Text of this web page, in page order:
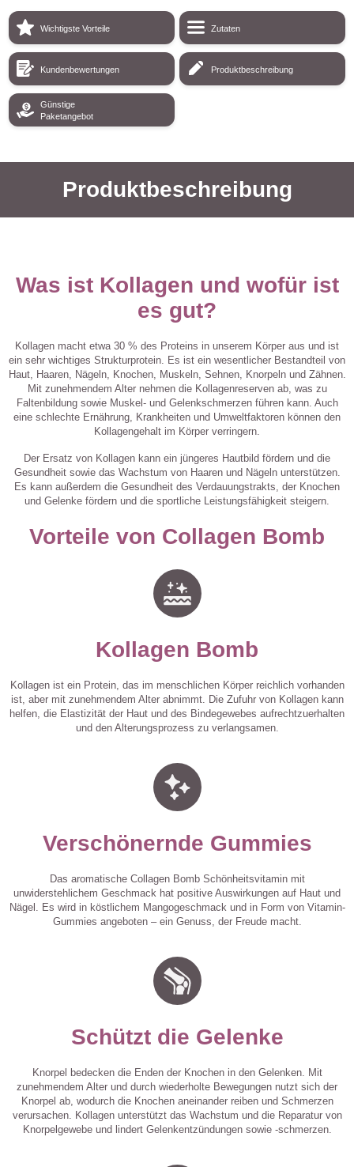
Wichtigste Vorteile Zutaten
Kundenbewertungen Produktbeschreibung
Günstige
Paketangebot
Produktbeschreibung
Was ist Kollagen und wofür ist
es gut?
Kollagen macht etwa 30 % des Proteins in unserem Körper aus und ist
ein sehr wichtiges Strukturprotein. Es ist ein wesentlicher Bestandteil von
Haut, Haaren, Nägeln, Knochen, Muskeln, Sehnen, Knorpeln und Zähnen.
Mit zunehmendem Alter nehmen die Kollagenreserven ab, was zu
Faltenbildung sowie Muskel- und Gelenkschmerzen führen kann. Auch
eine schlechte Ernährung, Krankheiten und Umweltfaktoren können den
Kollagengehalt im Körper verringern.
Der Ersatz von Kollagen kann ein jüngeres Hautbild fördern und die
Gesundheit sowie das Wachstum von Haaren und Nägeln unterstützen.
Es kann außerdem die Gesundheit des Verdauungstrakts, der Knochen
und Gelenke fördern und die sportliche Leistungsfähigkeit steigern.
Vorteile von Collagen Bomb
Kollagen Bomb
Kollagen ist ein Protein, das im menschlichen Körper reichlich vorhanden
ist, aber mit zunehmendem Alter abnimmt. Die Zufuhr von Kollagen kann
helfen, die Elastizität der Haut und des Bindegewebes aufrechtzuerhalten
und den Alterungsprozess zu verlangsamen.
Verschönernde Gummies
Das aromatische Collagen Bomb Schönheitsvitamin mit
unwiderstehlichem Geschmack hat positive Auswirkungen auf Haut und
Nägel. Es wird in köstlichem Mangogeschmack und in Form von Vitamin-
Gummies angeboten – ein Genuss, der Freude macht.
Schützt die Gelenke
Knorpel bedecken die Enden der Knochen in den Gelenken. Mit
zunehmendem Alter und durch wiederholte Bewegungen nutzt sich der
Knorpel ab, wodurch die Knochen aneinander reiben und Schmerzen
verursachen. Kollagen unterstützt das Wachstum und die Reparatur von
Knorpelgewebe und lindert Gelenkentzündungen sowie -schmerzen.